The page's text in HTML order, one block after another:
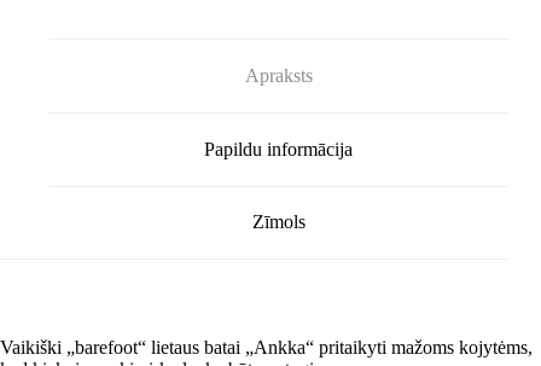
Apraksts
Papildu informācija
Zīmols
Vaikiški „barefoot“ lietaus batai „Ankka“ pritaikyti mažoms kojytėms,